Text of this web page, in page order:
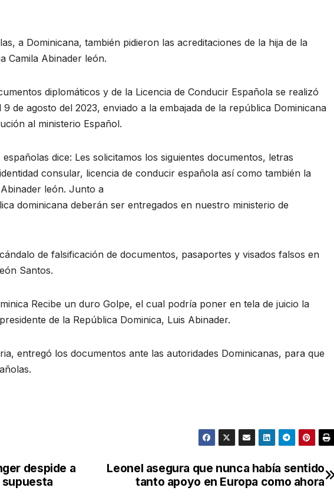
a Dominicana, también pidieron las acreditaciones de la hija de la
Camila Abinader león.
diplomáticos y de la Licencia de Conducir Española se realizó
de agosto del 2023, enviado a la embajada de la república Dominicana
al ministerio Español.
dice: Les solicitamos los siguientes documentos, letras
consular, licencia de conducir española así como también la
león. Junto a
dominicana deberán ser entregados en nuestro ministerio de
de falsificación de documentos, pasaportes y visados falsos en
Santos.
Recibe un duro Golpe, el cual podría poner en tela de juicio la
de la República Dominica, Luis Abinader.
entregó los documentos ante las autoridades Dominicanas, para que
Leonel asegura que nunca había sentido
tanto apoyo en Europa como ahora
despide a